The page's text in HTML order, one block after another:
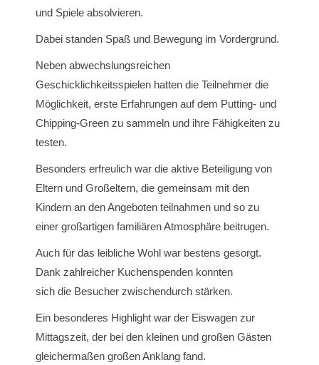
und Spiele absolvieren.
Dabei standen Spaß und Bewegung im Vordergrund.
Neben abwechslungsreichen
Geschicklichkeitsspielen hatten die Teilnehmer die
Möglichkeit, erste Erfahrungen auf dem Putting- und
Chipping-Green zu sammeln und ihre Fähigkeiten zu
testen.
Besonders erfreulich war die aktive Beteiligung von
Eltern und Großeltern, die gemeinsam mit den
Kindern an den Angeboten teilnahmen und so zu
einer großartigen familiären Atmosphäre beitrugen.
Auch für das leibliche Wohl war bestens gesorgt.
Dank zahlreicher Kuchenspenden konnten
sich die Besucher zwischendurch stärken.
Ein besonderes Highlight war der Eiswagen zur
Mittagszeit, der bei den kleinen und großen Gästen
gleichermaßen großen Anklang fand.